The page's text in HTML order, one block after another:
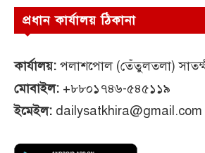
প্রধান কার্যালয় ঠিকানা
কার্যালয়: পলাশপোল (তেঁতুলতলা)
মোবাইল: +৮৮০১৭৪৬-৫৪৫১১৯
ইমেইল: dailysatkhira@gmail.com